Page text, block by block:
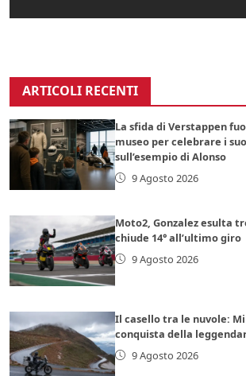
ARTICOLI RECENTI
La sfida di Verstappen
museo per celebrare i
sull’esempio di Alonso
9 Agosto 2026
Moto2, Gonzalez esulta
chiude 14° all’ultimo giro
9 Agosto 2026
Il casello tra le nuvole:
conquista della
9 Agosto 2026